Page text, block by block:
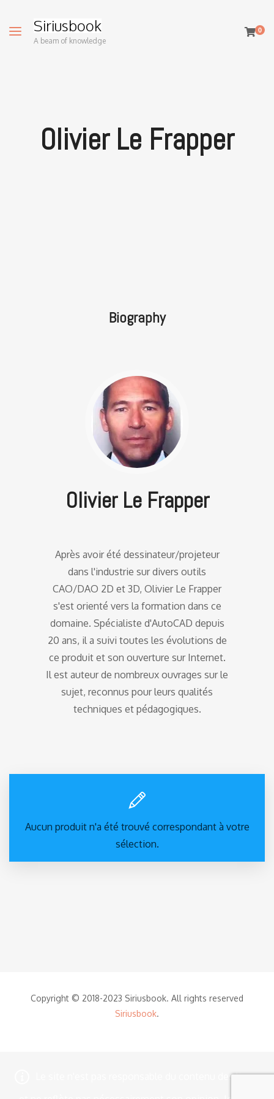
Siriusbook
A beam of knowledge
0
Olivier Le Frapper
Biography
Olivier Le Frapper
Après avoir été dessinateur/projeteur
dans l'industrie sur divers outils
CAO/DAO 2D et 3D, Olivier Le Frapper
s'est orienté vers la formation dans ce
domaine. Spécialiste d'AutoCAD depuis
20 ans, il a suivi toutes les évolutions de
ce produit et son ouverture sur Internet.
Il est auteur de nombreux ouvrages sur le
sujet, reconnus pour leurs qualités
techniques et pédagogiques.
Aucun produit n'a été trouvé correspondant à votre
sélection.
Copyright © 2018-2023 Siriusbook. All rights reserved
Siriusbook.
Le site n'est pas responsable du contenu des livres